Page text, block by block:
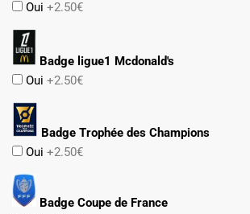
Oui +2.50€
Badge ligue1 Mcdonald's
Oui +2.50€
Badge Trophée des Champions
Oui +2.50€
Badge Coupe de France